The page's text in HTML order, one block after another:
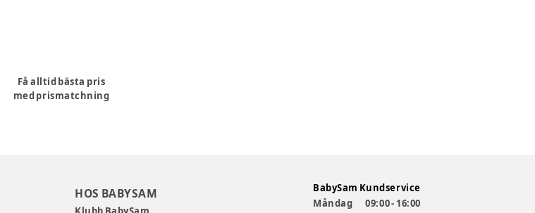
Få alltid bästa pris
med prismatchning
HOS BABYSAM
BabySam Kundservice
Måndag
09:00 - 16:00